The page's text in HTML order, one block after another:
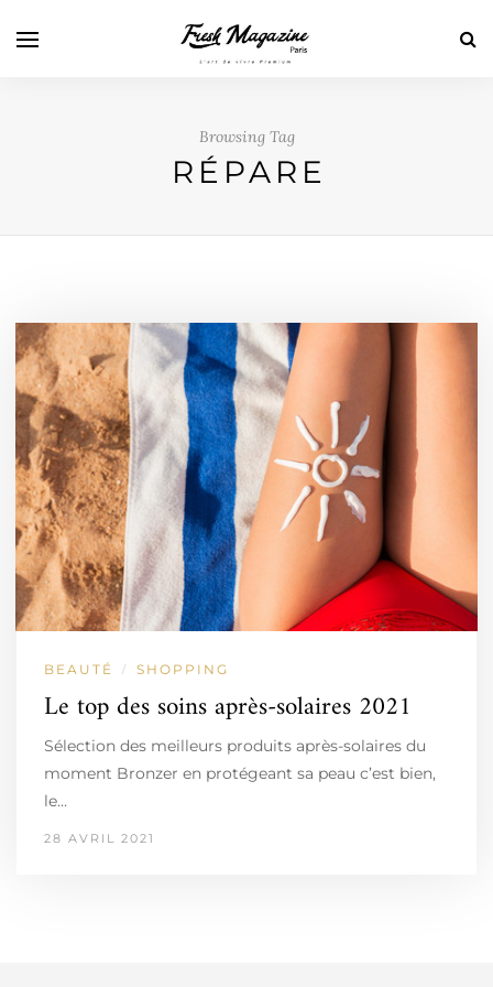
Browsing Tag
RÉPARE
BEAUTÉ / SHOPPING
Le top des soins après-solaires 2021
Sélection des meilleurs produits après-solaires du
moment Bronzer en protégeant sa peau c’est bien,
le…
28 AVRIL 2021